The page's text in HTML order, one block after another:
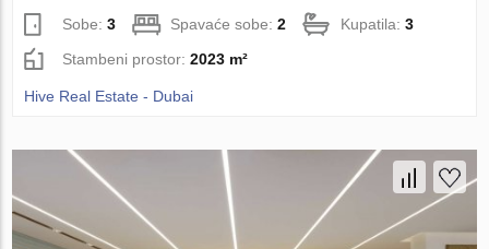
Sobe:3 Spavaće sobe:2 Kupatila:3
Stambeni prostor:2023 m²
Hive Real Estate - Dubai